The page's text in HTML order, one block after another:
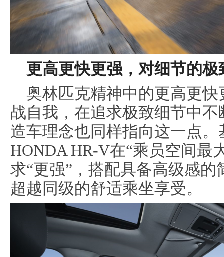
更高更快更强，对细节的极
奥林匹克精神中的更高更
战自我，在追求极致细节中
造车理念也同样指向这一点
HONDA HR-V在“乘员空间最
求“更强”，搭配具备高级感
超越同级的舒适乘坐享受。